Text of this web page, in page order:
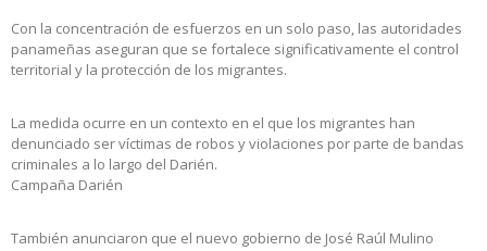
Con la concentración de esfuerzos en un solo paso, las autoridades
panameñas aseguran que se fortalece significativamente el control
territorial y la protección de los migrantes.
La medida ocurre en un contexto en el que los migrantes han
denunciado ser víctimas de robos y violaciones por parte de bandas
criminales a lo largo del Darién.
Campaña Darién
También anunciaron que el nuevo gobierno de José Raúl Mulino